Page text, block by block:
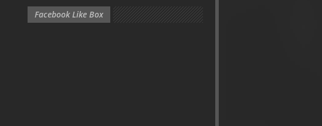
Facebook Like Box